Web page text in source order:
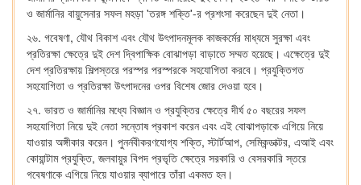
ও জার্মানির বায়ুসেনার সফল মহড়া 'তরঙ্গ শক্তি'-র প্রশংসা করেছেন দুই নেতা।
২৬. গবেষণা, যৌথ বিকাশ এবং যৌথ উৎপাদনমূলক কাজকর্মের মাধ্যমে সুরক্ষা এবং
প্রতিরক্ষা ক্ষেত্রে দুই দেশ দ্বিপাক্ষিক বোঝাপড়া বাড়াতে সম্মত হয়েছে। এক্ষেত্রে দুই
দেশ প্রতিরক্ষায় শিল্পস্তরে পরস্পর পরস্পরকে সহযোগিতা করবে। প্রযুক্তিগত
সহযোগিতা ও প্রতিরক্ষা উৎপাদনের ওপর বিশেষ জোর দেওয়া হবে।
২৭. ভারত ও জার্মানির মধ্যে বিজ্ঞান ও প্রযুক্তির ক্ষেত্রে দীর্ঘ ৫০ বছরের সফল
সহযোগিতা নিয়ে দুই নেতা সন্তোষ প্রকাশ করেন এবং এই বোঝাপড়াকে এগিয়ে নিয়ে
যাওয়ার অঙ্গীকার করেন। পুনর্নবীকরণযোগ্য শক্তি, স্টার্টআপ, সেমিকন্ডাক্টর, এআই এবং
কোয়ান্টাম প্রযুক্তি, জলবায়ুর বিপদ প্রভৃতি ক্ষেত্রে সরকারি ও বেসরকারি স্তরে
গবেষণাকে এগিয়ে নিয়ে যাওয়ার ব্যাপারে তাঁরা একমত হন।